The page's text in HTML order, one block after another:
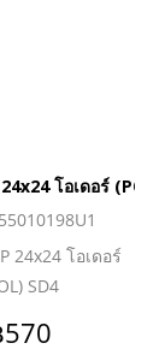
โอเดอร์ (POL)
24x24 โอเดอร์
SD4